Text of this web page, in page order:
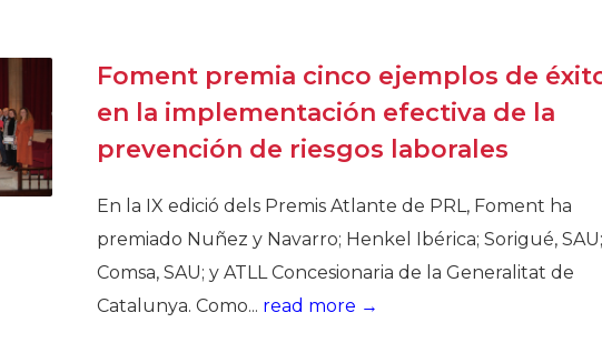
Foment premia cinco ejemplos de
en la implementación efectiva de la
prevención de riesgos laborales
En la IX edició dels Premis Atlante de PRL, Foment ha
premiado Nuñez y Navarro; Henkel Ibérica; Sorigué, SAU;
Comsa, SAU; y ATLL Concesionaria de la Generalitat de
Catalunya. Como... read more →